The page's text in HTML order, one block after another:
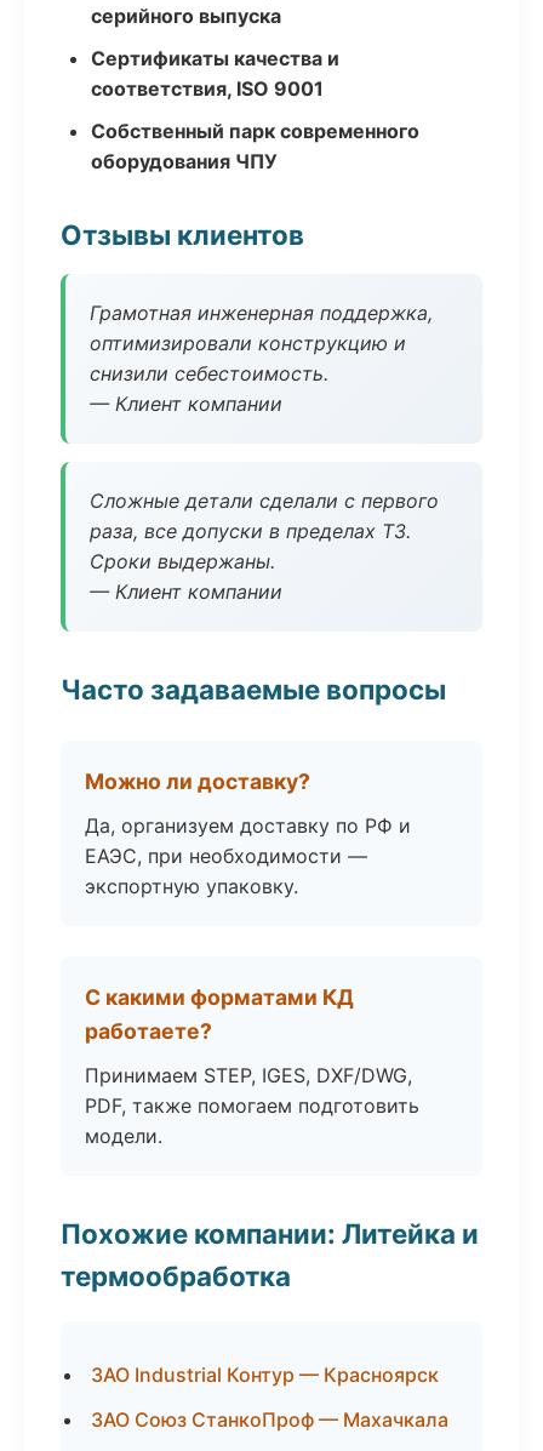
серийного выпуска
Сертификаты качества и
соответствия, ISO 9001
Собственный парк современного
оборудования ЧПУ
Отзывы клиентов
Грамотная инженерная поддержка,
оптимизировали конструкцию и
снизили себестоимость.
— Клиент компании
Сложные детали сделали с первого
раза, все допуски в пределах ТЗ.
Сроки выдержаны.
— Клиент компании
Часто задаваемые вопросы
Можно ли доставку?
Да, организуем доставку по РФ и
ЕАЭС, при необходимости —
экспортную упаковку.
С какими форматами КД
работаете?
Принимаем STEP, IGES, DXF/DWG,
PDF, также помогаем подготовить
модели.
Похожие компании: Литейка и
термообработка
ЗАО Industrial Контур — Красноярск
ЗАО Союз СтанкоПроф — Махачкала